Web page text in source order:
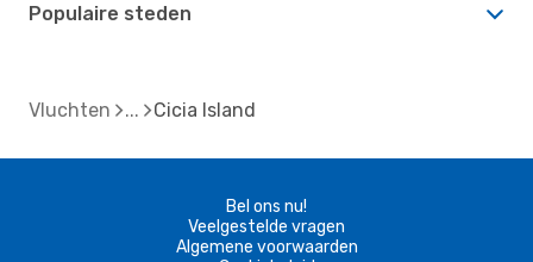
Populaire steden
Vluchten Cicia Island
Bel ons nu!
Veelgestelde vragen
Algemene voorwaarden